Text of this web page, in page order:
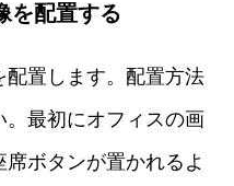
を配置する
配置します。配置方法
最初にオフィスの画
ボタンが置かれるよ